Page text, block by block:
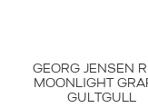
FUSION
31.300,00KR
GEORG JENSEN
MOONLIGHT
GULTGULL